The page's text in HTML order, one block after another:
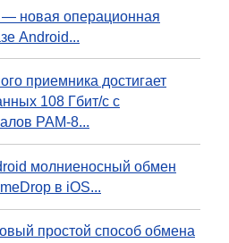
новая операционная
Android...
приемника достигает
108 Гбит/с с
PAM-8...
молниеносный обмен
в iOS...
простой способ обмена